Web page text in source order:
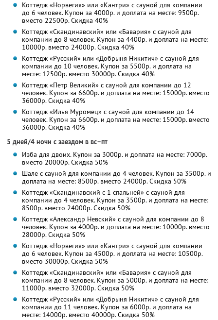
Коттедж «Норвегия» или «Кантри» с сауной для компании
до 6 человек. Купон за 4000р. и доплата на месте: 9500р.
вместо 22500р. Скидка 40%
Коттедж «Скандинавский» или «Бавария» с сауной для
компании до 8 человек. Купон за 4400р. и доплата на месте:
10000р. вместо 24000р. Скидка 40%
Коттедж «Русский» или «Добрыня Никитич» с сауной для
компании до 10 человек. Купон за 5500р. и доплата на
месте: 12500р. вместо 30000р. Скидка 40%
Коттедж «Петр Великий» с сауной для компании до 12
человек. Купон за 6600р. и доплата на месте: 15000р. вместо
36000р. Скидка 40%
Коттедж «Илья Муромец» с сауной для компании до 14
человек. Купон за 6600р. и доплата на месте: 15000р. вместо
36000р. Скидка 40%
5 дней/4 ночи с заездом в вс–пт
Изба для двоих. Купон за 3000р. и доплата на месте: 7000р.
вместо 20000р. Скидка 50%
Шале с сауной для компании до 4 человек. Купон за 3500р. и
доплата на месте: 8500р. вместо 24000р. Скидка 50%
Коттедж «Скандинавский с 1 спальней» с сауной для
компании до 4 человек. Купон за 3500р. и доплата на месте:
8500р. вместо 24000р. Скидка 50%
Коттедж «Александр Невский» с сауной для компании до 8
человек. Купон за 4000р. и доплата на месте: 10000р. вместо
28000р. Скидка 50%
Коттедж «Норвегия» или «Кантри» с сауной для компании
до 6 человек. Купон за 4500р. и доплата на месте: 10500р.
вместо 30000р. Скидка 50%
Коттедж «Скандинавский» или «Бавария» с сауной для
компании до 8 человек. Купон за 5000р. и доплата на месте:
11000р. вместо 32000р. Скидка 50%
Коттедж «Русский» или «Добрыня Никитич» с сауной для
компании до 11 человек. Купон за 6000р. и доплата на
месте: 14000р. вместо 40000р. Скидка 50%